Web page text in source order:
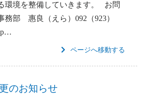
環境を整備していきます。 お問
務部 惠良（えら）092（923）
ページへ移動する
のお知らせ